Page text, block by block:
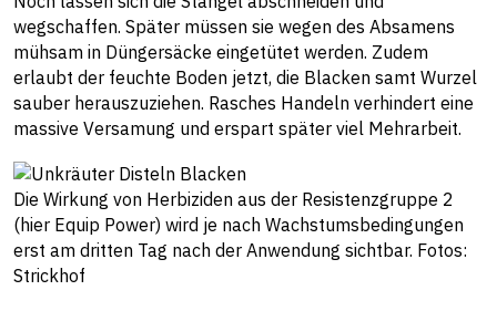
wegschaffen. Später müssen sie wegen des Absamens
mühsam in Düngersäcke eingetütet werden. Zudem
erlaubt der feuchte Boden jetzt, die Blacken samt Wurzel
sauber herauszuziehen. Rasches Handeln verhindert eine
massive Versamung und erspart später viel Mehrarbeit.
Die Wirkung von Herbiziden aus der Resistenzgruppe 2
(hier Equip Power) wird je nach Wachstumsbedingungen
erst am dritten Tag nach der Anwendung sichtbar. Fotos:
Strickhof